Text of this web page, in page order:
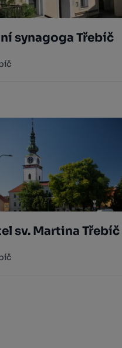
synagoga Třebíč
sv. Martina Třebíč